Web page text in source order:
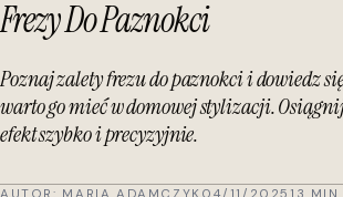
Frezy Do Paznokci
Poznaj zalety frezu do paznokci i dowiedz
warto go mieć w domowej stylizacji.
efekt szybko i precyzyjnie.